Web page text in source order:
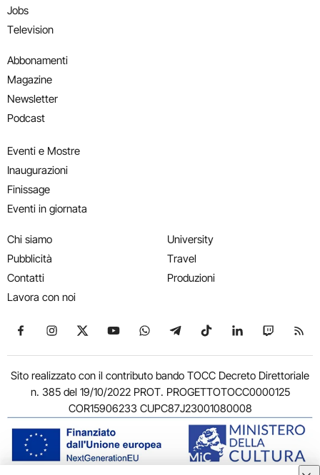
Jobs
Television
Abbonamenti
Magazine
Newsletter
Podcast
Eventi e Mostre
Inaugurazioni
Finissage
Eventi in giornata
Chi siamo
Pubblicità
Contatti
Lavora con noi
University
Travel
Produzioni
Seguici su Facebook
Seguici su Instagram
Seguici su X
Seguici su YouTube
Seguici su WhatsApp
Seguici su Telegram
Seguici su TikTok
Seguici su
Seguici
Sito realizzato con il contributo bando TOCC Decreto Direttoriale
n. 385 del 19/10/2022 PROT. PROGETTOTOCC0000125
COR15906233 CUPC87J23001080008